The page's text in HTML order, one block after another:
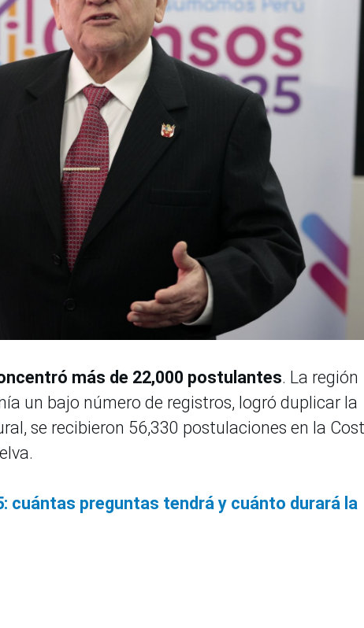
más de 22,000 postulantes. La región
un bajo número de registros, logró duplicar la
se recibieron 56,330 postulaciones en la
cuántas preguntas tendrá y cuánto durará la